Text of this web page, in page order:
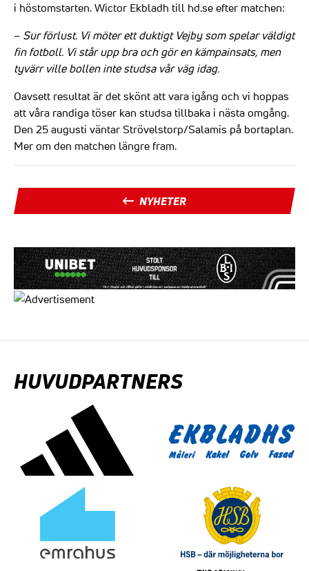
i höstomstarten. Wictor Ekbladh till hd.se efter matchen:
– Sur förlust. Vi möter ett duktigt Vejby som spelar väldigt
fin fotboll. Vi står upp bra och gör en kämpainsats, men
tyvärr ville bollen inte studsa vår väg idag.
Oavsett resultat är det skönt att vara igång och vi hoppas
att våra randiga töser kan studsa tillbaka i nästa omgång.
Den 25 augusti väntar Strövelstorp/Salamis på bortaplan.
Mer om den matchen längre fram.
NYHETER
HUVUDPARTNERS